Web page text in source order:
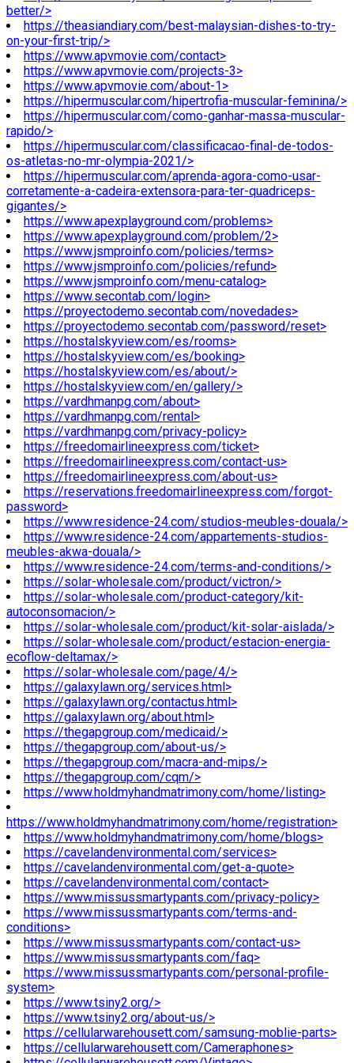
better/>
https://theasiandiary.com/best-malaysian-dishes-to-try-
on-your-first-trip/>
https://www.apvmovie.com/contact>
https://www.apvmovie.com/projects-3>
https://www.apvmovie.com/about-1>
https://hipermuscular.com/hipertrofia-muscular-feminina/>
https://hipermuscular.com/como-ganhar-massa-muscular-
rapido/>
https://hipermuscular.com/classificacao-final-de-todos-
os-atletas-no-mr-olympia-2021/>
https://hipermuscular.com/aprenda-agora-como-usar-
corretamente-a-cadeira-extensora-para-ter-quadriceps-
gigantes/>
https://www.apexplayground.com/problems>
https://www.apexplayground.com/problem/2>
https://www.jsmproinfo.com/policies/terms>
https://www.jsmproinfo.com/policies/refund>
https://www.jsmproinfo.com/menu-catalog>
https://www.secontab.com/login>
https://proyectodemo.secontab.com/novedades>
https://proyectodemo.secontab.com/password/reset>
https://hostalskyview.com/es/rooms>
https://hostalskyview.com/es/booking>
https://hostalskyview.com/es/about/>
https://hostalskyview.com/en/gallery/>
https://vardhmanpg.com/about>
https://vardhmanpg.com/rental>
https://vardhmanpg.com/privacy-policy>
https://freedomairlineexpress.com/ticket>
https://freedomairlineexpress.com/contact-us>
https://freedomairlineexpress.com/about-us>
https://reservations.freedomairlineexpress.com/forgot-
password>
https://www.residence-24.com/studios-meubles-douala/>
https://www.residence-24.com/appartements-studios-
meubles-akwa-douala/>
https://www.residence-24.com/terms-and-conditions/>
https://solar-wholesale.com/product/victron/>
https://solar-wholesale.com/product-category/kit-
autoconsomacion/>
https://solar-wholesale.com/product/kit-solar-aislada/>
https://solar-wholesale.com/product/estacion-energia-
ecoflow-deltamax/>
https://solar-wholesale.com/page/4/>
https://galaxylawn.org/services.html>
https://galaxylawn.org/contactus.html>
https://galaxylawn.org/about.html>
https://thegapgroup.com/medicaid/>
https://thegapgroup.com/about-us/>
https://thegapgroup.com/macra-and-mips/>
https://thegapgroup.com/cqm/>
https://www.holdmyhandmatrimony.com/home/listing>
https://www.holdmyhandmatrimony.com/home/registration>
https://www.holdmyhandmatrimony.com/home/blogs>
https://cavelandenvironmental.com/services>
https://cavelandenvironmental.com/get-a-quote>
https://cavelandenvironmental.com/contact>
https://www.missussmartypants.com/privacy-policy>
https://www.missussmartypants.com/terms-and-
conditions>
https://www.missussmartypants.com/contact-us>
https://www.missussmartypants.com/faq>
https://www.missussmartypants.com/personal-profile-
system>
https://www.tsiny2.org/>
https://www.tsiny2.org/about-us/>
https://cellularwarehousett.com/samsung-moblie-parts>
https://cellularwarehousett.com/Cameraphones>